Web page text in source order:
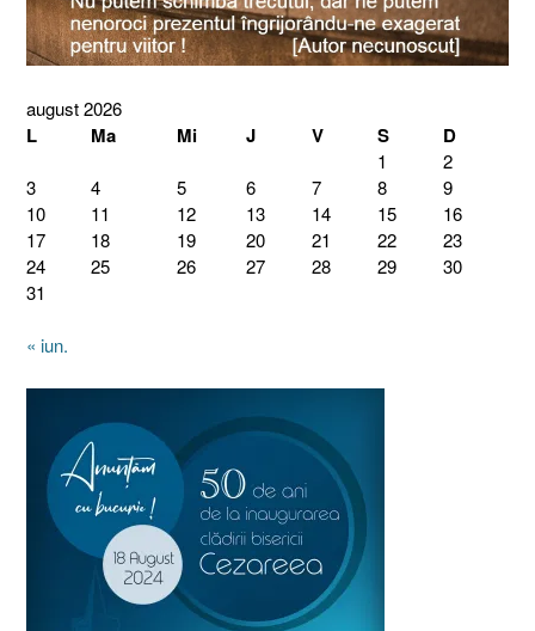
august 2026
L Ma Mi J V S D
1
2
3
4 5 6 7 8
9
10
11 12 13 14 15
16
17
18 19 20 21 22
23
24
25 26 27 28 29
30
31
« iun.